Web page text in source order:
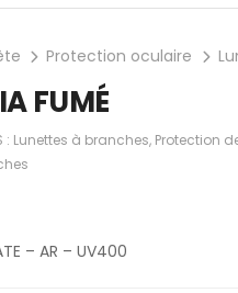
Protection oculaire
FUMÉ
: Lunettes à branches, Protection
– AR – UV400